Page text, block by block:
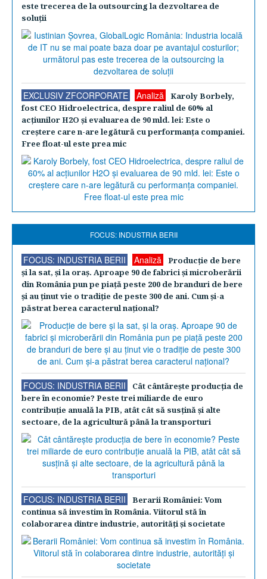
este trecerea de la outsourcing la dezvoltarea de
soluţii
EXCLUSIV ZFCORPORATE Analiză
Karoly Borbely,
fost CEO Hidroelectrica, despre raliul de 60% al
acţiunilor H2O şi evaluarea de 90 mld. lei: Este o
creştere care n-are legătură cu performanţa companiei.
Free float-ul este prea mic
FOCUS: INDUSTRIA BERII
FOCUS: INDUSTRIA BERII Analiză
Producţie de bere
şi la sat, şi la oraş. Aproape 90 de fabrici şi microberării
din România pun pe piaţă peste 200 de branduri de bere
şi au ţinut vie o tradiţie de peste 300 de ani. Cum şi-a
păstrat berea caracterul naţional?
FOCUS: INDUSTRIA BERII
Cât cântăreşte producţia de
bere în economie? Peste trei miliarde de euro
contribuţie anuală la PIB, atât cât să susţină şi alte
sectoare, de la agricultură până la transporturi
FOCUS: INDUSTRIA BERII
Berarii României: Vom
continua să investim în România. Viitorul stă în
colaborarea dintre industrie, autorităţi şi societate